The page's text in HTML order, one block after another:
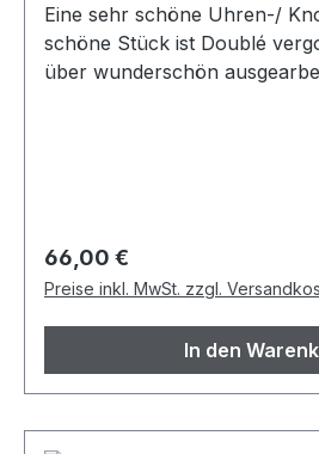
Eine sehr schöne Uhren-/
schöne Stück ist Doublé
über wunderschön
Gliederstärke ca.: 1,3 mm
Dekomaterial- in einer
Regulärer Preis:
66,00 €
Preise inkl. MwSt. zzgl.
In den